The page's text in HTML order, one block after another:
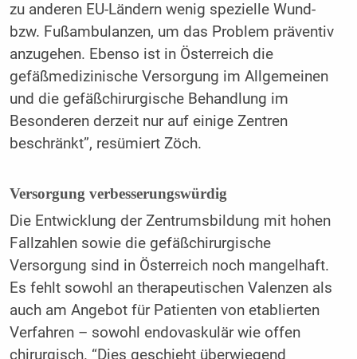
zu anderen EU-Ländern wenig spezielle Wund-
bzw. Fußambulanzen, um das Problem präventiv
anzugehen. Ebenso ist in Österreich die
gefäßmedizinische Versorgung im Allgemeinen
und die gefäßchirurgische Behandlung im
Besonderen derzeit nur auf einige Zentren
beschränkt”, resümiert Zöch.
Versorgung verbesserungswürdig
Die Entwicklung der Zentrumsbildung mit hohen
Fallzahlen sowie die gefäßchirurgische
Versorgung sind in Österreich noch mangelhaft.
Es fehlt sowohl an therapeutischen Valenzen als
auch am Angebot für Patienten von etablierten
Verfahren – sowohl endovaskulär wie offen
chirurgisch. “Dies geschieht überwiegend